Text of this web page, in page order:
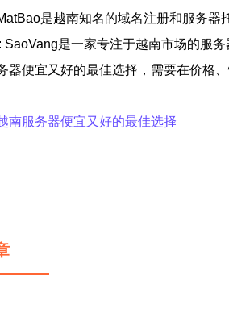
是越南知名的域名注册和服务器
SaoVang是一家专注于越南市场的服
器便宜又好的最佳选择，需要在价格
南服务器便宜又好的最佳选择